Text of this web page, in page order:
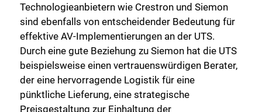
Technologieanbietern wie Crestron und Siemon
sind ebenfalls von entscheidender Bedeutung für
effektive AV-Implementierungen an der UTS.
Durch eine gute Beziehung zu Siemon hat die UTS
beispielsweise einen vertrauenswürdigen Berater,
der eine hervorragende Logistik für eine
pünktliche Lieferung, eine strategische
Preisgestaltung zur Einhaltung der